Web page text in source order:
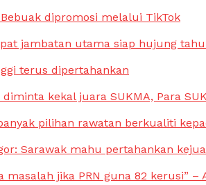
dipromosi melalui TikTok
jambatan utama siap hujung
terus dipertahankan
kekal juara SUKMA, Para
pilihan rawatan berkualiti
Sarawak mahu pertahankan
masalah jika PRN guna 82 kerusi” –